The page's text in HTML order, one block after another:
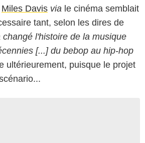
Miles Davis via le cinéma semblait
tant, selon les dires de
changé l'histoire de la musique
[...] du bebop au hip-hop
ultérieurement, puisque le projet